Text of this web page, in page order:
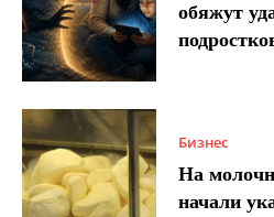
обяжут
Бизнес
На
начали